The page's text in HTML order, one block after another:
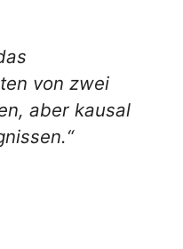
von zwei
aber kausal